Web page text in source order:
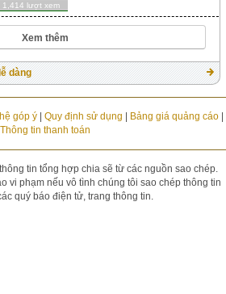
1,414 lượt xem
Xem thêm
dàng
góp ý| Quy định sử dụng Bảng giá quảng cáo|
Thông tin thanh toán
tin tổng hợp chia sẽ từ các nguồn sao chép.
vi phạm nếu vô tình chúng tôi sao chép thông tin
quý báo điện tử, trang thông tin.